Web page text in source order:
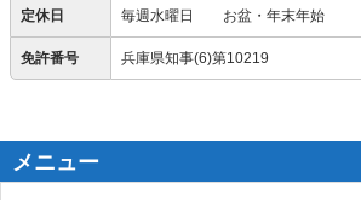
定休日 毎週水曜日 お盆・年末年始
免許番号 兵庫県知事(6)第10219
メニュー